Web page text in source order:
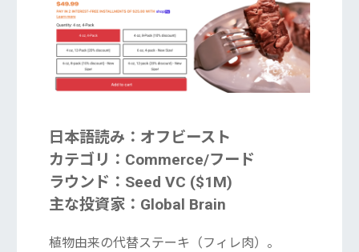
日本語読み：オフビースト
カテゴリ：Commerce/フード
ラウンド：Seed VC ($1M)
主な投資家：Global Brain
植物由来の代替ステーキ（フィレ肉）。